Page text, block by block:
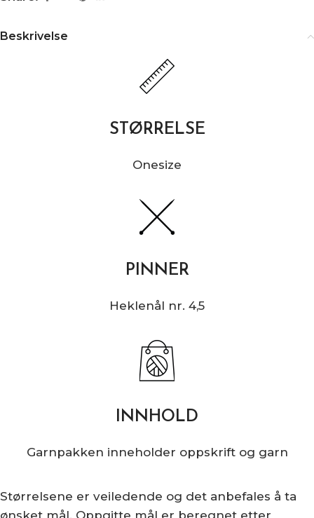
Beskrivelse
STØRRELSE
Onesize
PINNER
Heklenål nr. 4,5
INNHOLD
Garnpakken inneholder oppskrift og garn
Størrelsene er veiledende og det anbefales å ta